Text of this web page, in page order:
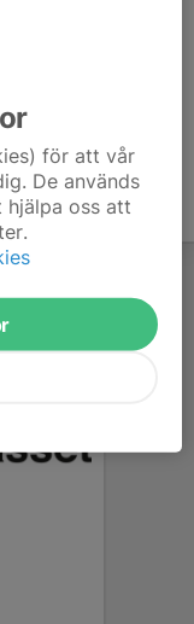
för att vår
De används
oss att